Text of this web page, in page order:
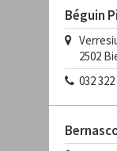
Béguin
2502
032 322